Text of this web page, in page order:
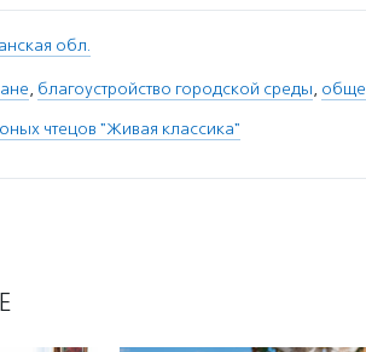
обл.
, благоустройство городской среды,
чтецов "Живая классика"